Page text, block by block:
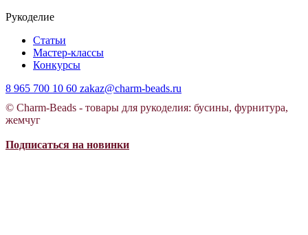
Рукоделие
Статьи
Мастер-классы
Конкурсы
8 965 700 10 60 zakaz@charm-beads.ru
© Charm-Beads - товары для рукоделия: бусины, фурнитура,
жемчуг
Подписаться на новинки